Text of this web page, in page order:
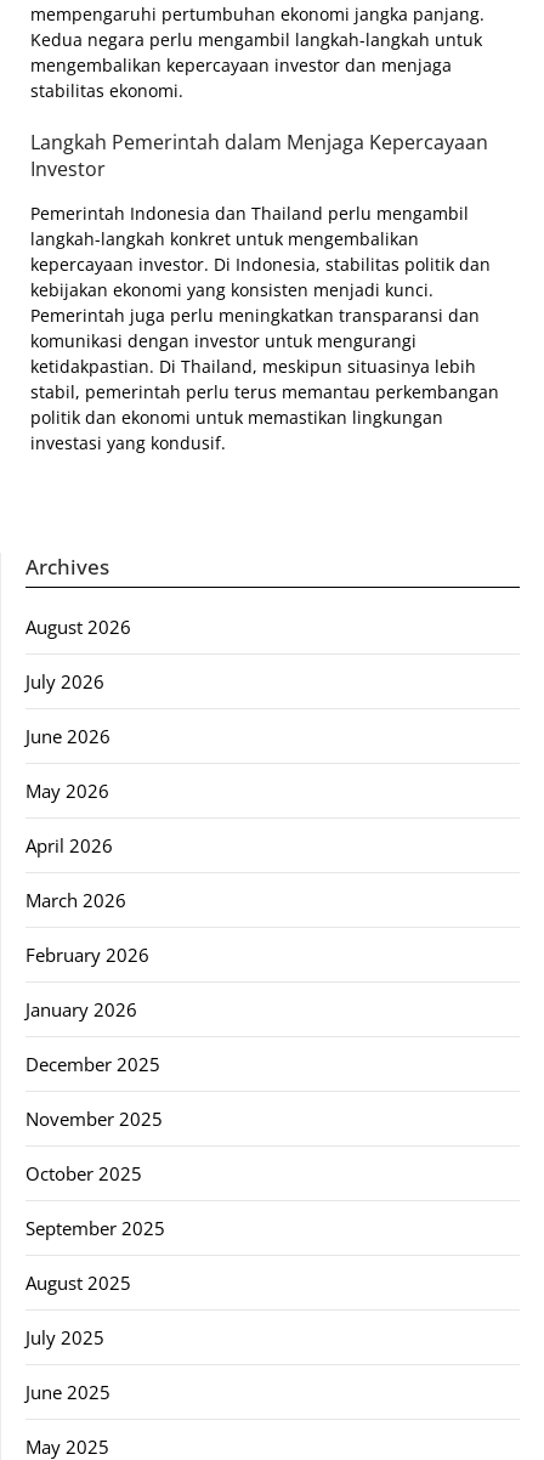
mempengaruhi pertumbuhan ekonomi jangka panjang.
Kedua negara perlu mengambil langkah-langkah untuk
mengembalikan kepercayaan investor dan menjaga
stabilitas ekonomi.
Langkah Pemerintah dalam Menjaga Kepercayaan
Investor
Pemerintah Indonesia dan Thailand perlu mengambil
langkah-langkah konkret untuk mengembalikan
kepercayaan investor. Di Indonesia, stabilitas politik dan
kebijakan ekonomi yang konsisten menjadi kunci.
Pemerintah juga perlu meningkatkan transparansi dan
komunikasi dengan investor untuk mengurangi
ketidakpastian. Di Thailand, meskipun situasinya lebih
stabil, pemerintah perlu terus memantau perkembangan
politik dan ekonomi untuk memastikan lingkungan
investasi yang kondusif.
Archives
August 2026
July 2026
June 2026
May 2026
April 2026
March 2026
February 2026
January 2026
December 2025
November 2025
October 2025
September 2025
August 2025
July 2025
June 2025
May 2025